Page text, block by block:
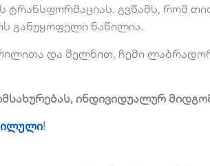
ტრანსფორმაციას. გვწამს, რომ
განუყოფელი ნაწილია.
და მელნით, ჩემი
ინდივიდუალურ
!